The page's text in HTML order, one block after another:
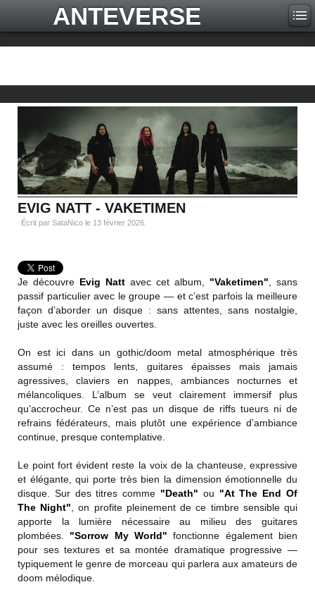
ANTEVERSE
EVIG NATT - VAKETIMEN
Écrit par SataNico le 13 février 2026
Je découvre Evig Natt avec cet album, "Vaketimen" , sans
passif particulier avec le groupe — et c’est parfois la meilleure
façon d’aborder un disque : sans attentes, sans nostalgie,
juste avec les oreilles ouvertes.
On est ici dans un gothic/doom metal atmosphérique très
assumé : tempos lents, guitares épaisses mais jamais
agressives, claviers en nappes, ambiances nocturnes et
mélancoliques. L’album se veut clairement immersif plus
qu’accrocheur. Ce n’est pas un disque de riffs tueurs ni de
refrains fédérateurs, mais plutôt une expérience d’ambiance
continue, presque contemplative.
Le point fort évident reste la voix de la chanteuse, expressive
et élégante, qui porte très bien la dimension émotionnelle du
disque. Sur des titres comme "Death" ou "At The End Of
The Night" , on profite pleinement de ce timbre sensible qui
apporte la lumière nécessaire au milieu des guitares
plombées. "Sorrow My World" fonctionne également bien
pour ses textures et sa montée dramatique progressive —
typiquement le genre de morceau qui parlera aux amateurs de
doom mélodique.